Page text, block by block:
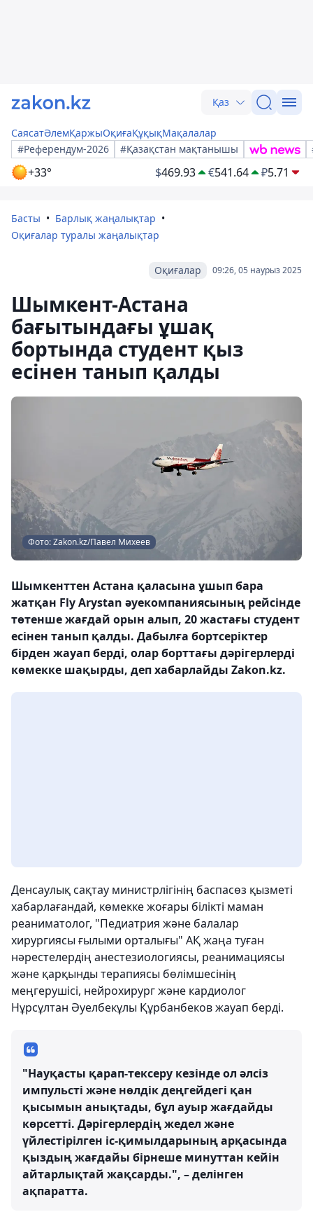
Қаз
СаясатӘлемҚаржыОқиғаҚұқықМақалалар
#Референдум-2026
#Қазақстан мақтанышы
+33° $469.93 €541.64 ₽5.71
Басты
Барлық жаңалықтар
Оқиғалар туралы жаңалықтар
09:26, 05 наурыз 2025
Оқиғалар
Шымкент-Астана
бағытындағы ұшақ
бортында студент қыз
есінен танып қалды
Фото: Zakon.kz/Павел Михеев
Шымкенттен Астана қаласына ұшып бара
жатқан Fly Arystan әуекомпаниясының рейсінде
төтенше жағдай орын алып, 20 жастағы студент
есінен танып қалды. Дабылға бортсеріктер
бірден жауап берді, олар борттағы дәрігерлерді
көмекке шақырды, деп хабарлайды Zakon.kz.
Денсаулық сақтау министрлігінің баспасөз қызметі
хабарлағандай, көмекке жоғары білікті маман
реаниматолог, "Педиатрия және балалар
хирургиясы ғылыми орталығы" АҚ жаңа туған
нәрестелердің анестезиологиясы, реанимациясы
және қарқынды терапиясы бөлімшесінің
меңгерушісі, нейрохирург және кардиолог
Нұрсұлтан Әуелбекұлы Құрбанбеков жауап берді.
"Науқасты қарап-тексеру кезінде ол әлсіз
импульсті және нөлдік деңгейдегі қан
қысымын анықтады, бұл ауыр жағдайды
көрсетті. Дәрігерлердің жедел және
үйлестірілген іс-қимылдарының арқасында
қыздың жағдайы бірнеше минуттан кейін
айтарлықтай жақсарды.", – делінген
ақпаратта.